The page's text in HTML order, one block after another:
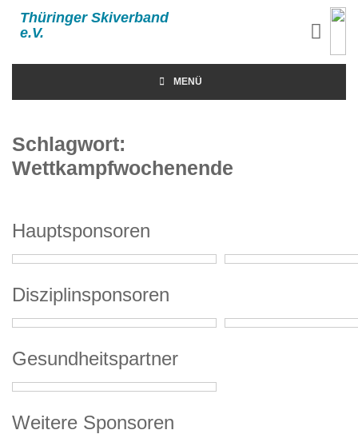
Thüringer Skiverband
e.V.
MENÜ
Schlagwort:
Wettkampfwochenende
Hauptsponsoren
Disziplinsponsoren
Gesundheitspartner
Weitere Sponsoren